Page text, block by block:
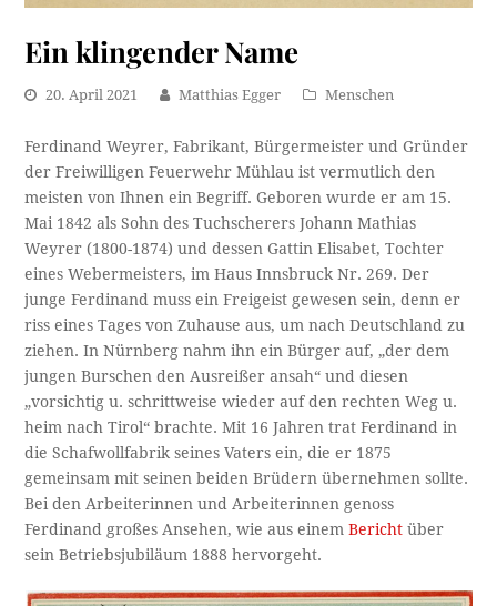
Ein klingender Name
20. April 2021 Matthias Egger Menschen
Ferdinand Weyrer, Fabrikant, Bürgermeister und Gründer
der Freiwilligen Feuerwehr Mühlau ist vermutlich den
meisten von Ihnen ein Begriff. Geboren wurde er am 15.
Mai 1842 als Sohn des Tuchscherers Johann Mathias
Weyrer (1800-1874) und dessen Gattin Elisabet, Tochter
eines Webermeisters, im Haus Innsbruck Nr. 269. Der
junge Ferdinand muss ein Freigeist gewesen sein, denn er
riss eines Tages von Zuhause aus, um nach Deutschland zu
ziehen. In Nürnberg nahm ihn ein Bürger auf, „der dem
jungen Burschen den Ausreißer ansah“ und diesen
„vorsichtig u. schrittweise wieder auf den rechten Weg u.
heim nach Tirol“ brachte. Mit 16 Jahren trat Ferdinand in
die Schafwollfabrik seines Vaters ein, die er 1875
gemeinsam mit seinen beiden Brüdern übernehmen sollte.
Bei den Arbeiterinnen und Arbeiterinnen genoss
Ferdinand großes Ansehen, wie aus einemBericht über
sein Betriebsjubiläum 1888 hervorgeht.